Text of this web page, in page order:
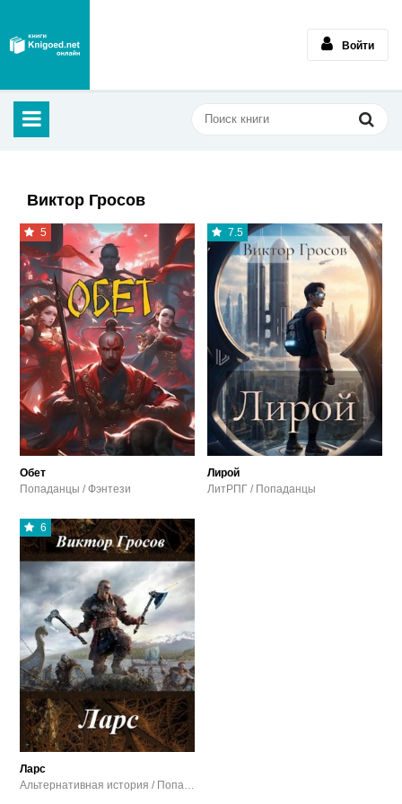
Войти
Виктор Гросов
5
Обет
Попаданцы / Фэнтези
7.5
Лирой
ЛитРПГ / Попаданцы
6
Ларс